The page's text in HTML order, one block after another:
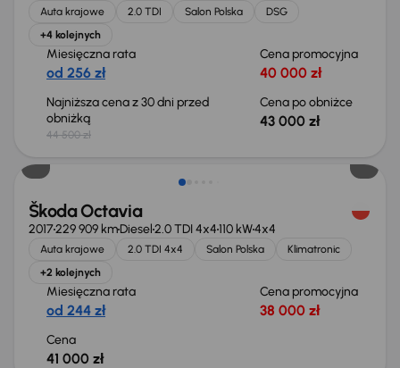
Auta krajowe 2.0 TDI Salon Polska
DSG
+4 kolejnych
Miesięczna rata
od 256 zł
Cena promocyjna
40 000 zł
Najniższa cena z 30 dni przed
obniżką
44 500 zł
Cena po obniżce
43 000 zł
Škoda Octavia
2017229 909 kmDiesel2.0 TDI 4x4110 kW4x4
Auta krajowe 2.0 TDI 4x4 Salon Polska
Klimatronic
+2 kolejnych
Miesięczna rata
od 244 zł
Cena promocyjna
38 000 zł
Cena
41 000 zł